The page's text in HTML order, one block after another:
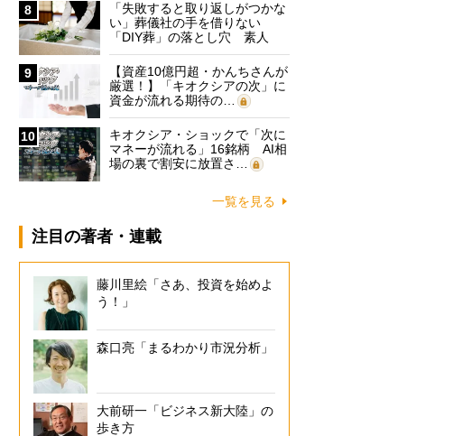
8
「失敗すると取り返しがつかな
い」葬儀社の手を借りない
「DIY葬」の落とし穴 素人
に…
9
【資産10億円超・かんちさんが
厳選！】「キオクシアの次」に
資金が流れる期待の…
10
キオクシア・ショックで「次に
マネーが流れる」16銘柄 AI相
場の裏で割安に放置さ…
一覧を見る
注目の著者・連載
藤川里絵「さあ、投資を始めよ
う！」
森口亮「まるわかり市況分析」
大前研一「ビジネス新大陸」の
歩き方